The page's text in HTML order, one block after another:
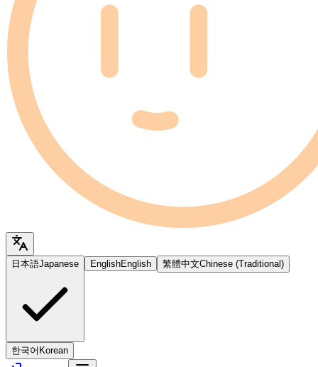
日本語Japanese EnglishEnglish 繁體中文Chinese (Traditional)
한국어 Korean